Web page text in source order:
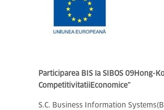
Participarea BIS la SIBOS 09Hong-
CompetitivitatiiEconomice”
S.C. Business Information